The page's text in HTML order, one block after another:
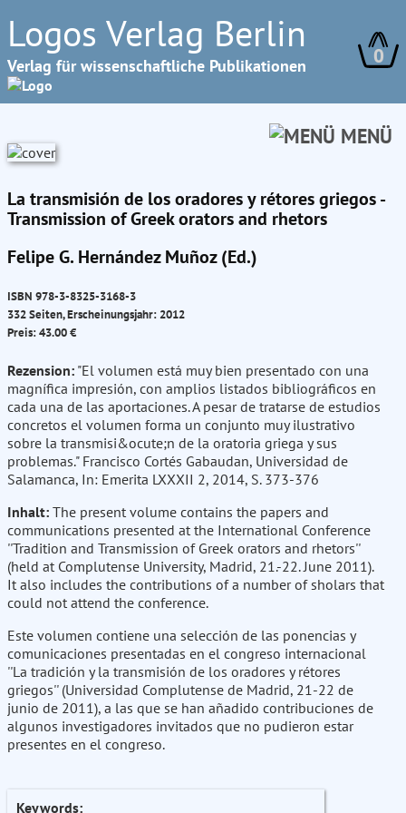
Logos Verlag Berlin
Verlag für wissenschaftliche Publikationen 0
MENÜ
La transmisión de los oradores y rétores griegos -
Transmission of Greek orators and rhetors
Felipe G. Hernández Muñoz (Ed.)
ISBN 978-3-8325-3168-3
332 Seiten, Erscheinungsjahr: 2012
Preis: 43.00 €
Rezension: "El volumen está muy bien presentado con una
magnífica impresión, con amplios listados bibliográficos en
cada una de las aportaciones. A pesar de tratarse de estudios
concretos el volumen forma un conjunto muy ilustrativo
sobre la transmisi&ocute;n de la oratoria griega y sus
problemas." Francisco Cortés Gabaudan, Universidad de
Salamanca, In: Emerita LXXXII 2, 2014, S. 373-376
Inhalt: The present volume contains the papers and
communications presented at the International Conference
''Tradition and Transmission of Greek orators and rhetors''
(held at Complutense University, Madrid, 21.-22. June 2011).
It also includes the contributions of a number of sholars that
could not attend the conference.
Este volumen contiene una selección de las ponencias y
comunicaciones presentadas en el congreso internacional
''La tradición y la transmisión de los oradores y rétores
griegos'' (Universidad Complutense de Madrid, 21-22 de
junio de 2011), a las que se han añadido contribuciones de
algunos investigadores invitados que no pudieron estar
presentes en el congreso.
Keywords: